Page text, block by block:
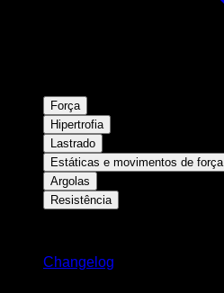
Força
Hipertrofia
Lastrado
Estáticas e movimentos de força
Argolas
Resistência
Changelog